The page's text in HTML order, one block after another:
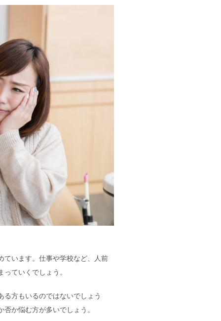
ています。仕事や学校など、人前
ていくでしょう。
方もいるのではないでしょう
か悩む方が多いでしょう。